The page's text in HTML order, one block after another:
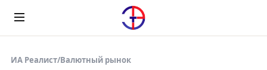
Menu
ИА Реалист/Валютный рынок